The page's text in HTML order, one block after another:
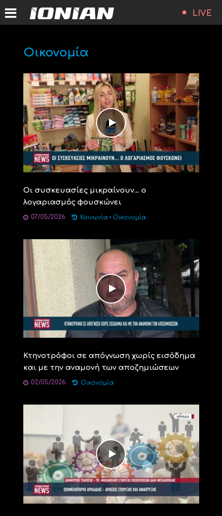
LIVE
Οικονομία
Οι συσκευασίες μικραίνουν… ο
λογαριασμός φουσκώνει
07/05/2026 Κοινωνία • Οικονομία
Κτηνοτρόφοι σε απόγνωση χωρίς εισόδημα
και με την αναμονή των αποζημιώσεων
02/05/2026 Οικονομία